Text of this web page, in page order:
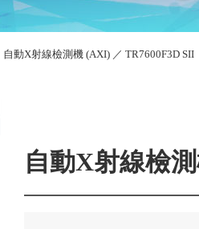
自動X射線檢測機 (AXI) ／ TR7600F3D SII
自動X射線檢